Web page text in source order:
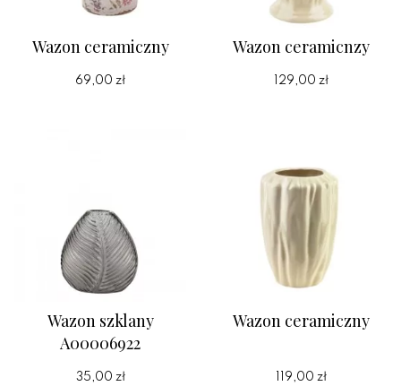
Wazon ceramiczny
69,00 zł
Wazon ceramicnzy
129,00 zł
Wazon szklany
A00006922
35,00 zł
Wazon ceramiczny
119,00 zł